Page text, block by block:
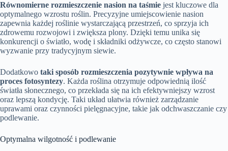
Równomierne rozmieszczenie nasion na taśmie jest kluczowe dla
optymalnego wzrostu roślin. Precyzyjne umiejscowienie nasion
zapewnia każdej roślinie wystarczającą przestrzeń, co sprzyja ich
zdrowemu rozwojowi i zwiększa plony. Dzięki temu unika się
konkurencji o światło, wodę i składniki odżywcze, co często stanowi
wyzwanie przy tradycyjnym siewie.
Dodatkowo taki sposób rozmieszczenia pozytywnie wpływa na
proces fotosyntezy. Każda roślina otrzymuje odpowiednią ilość
światła słonecznego, co przekłada się na ich efektywniejszy wzrost
oraz lepszą kondycję. Taki układ ułatwia również zarządzanie
uprawami oraz czynności pielęgnacyjne, takie jak odchwaszczanie czy
podlewanie.
Optymalna wilgotność i podlewanie